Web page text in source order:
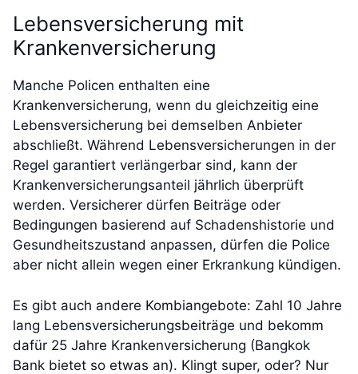
Lebensversicherung mit
Krankenversicherung
Manche Policen enthalten eine
Krankenversicherung, wenn du gleichzeitig eine
Lebensversicherung bei demselben Anbieter
abschließt. Während Lebensversicherungen in der
Regel garantiert verlängerbar sind, kann der
Krankenversicherungsanteil jährlich überprüft
werden. Versicherer dürfen Beiträge oder
Bedingungen basierend auf Schadenshistorie und
Gesundheitszustand anpassen, dürfen die Police
aber nicht allein wegen einer Erkrankung kündigen.
Es gibt auch andere Kombiangebote: Zahl 10 Jahre
lang Lebensversicherungsbeiträge und bekomm
dafür 25 Jahre Krankenversicherung (Bangkok
Bank bietet so etwas an). Klingt super, oder? Nur